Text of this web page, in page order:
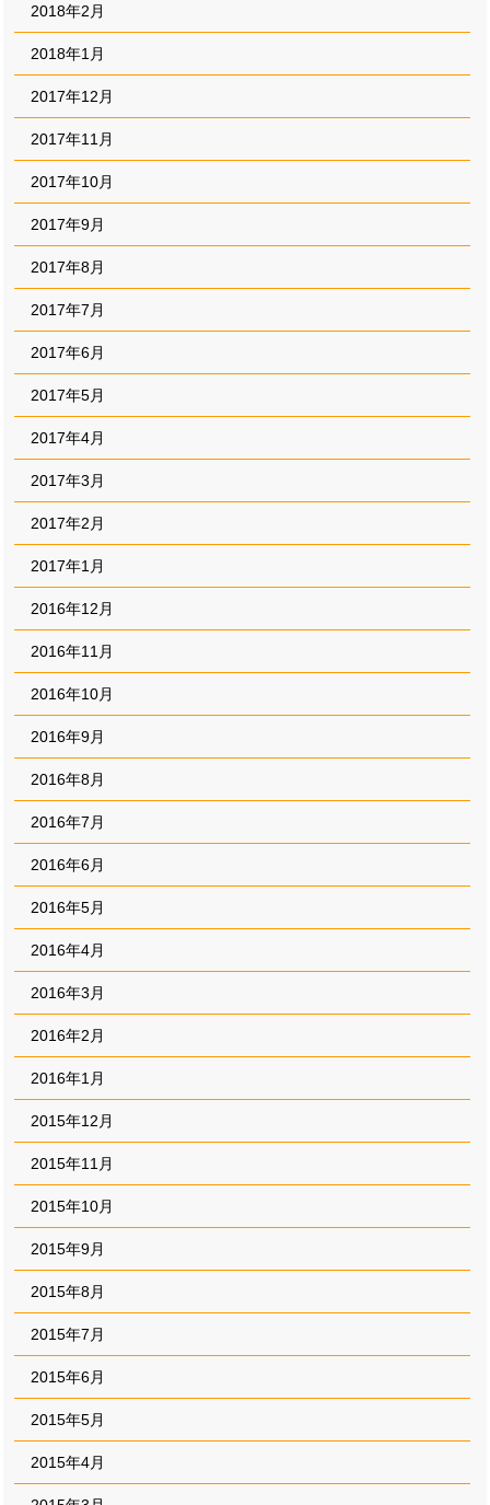
2018年2月
2018年1月
2017年12月
2017年11月
2017年10月
2017年9月
2017年8月
2017年7月
2017年6月
2017年5月
2017年4月
2017年3月
2017年2月
2017年1月
2016年12月
2016年11月
2016年10月
2016年9月
2016年8月
2016年7月
2016年6月
2016年5月
2016年4月
2016年3月
2016年2月
2016年1月
2015年12月
2015年11月
2015年10月
2015年9月
2015年8月
2015年7月
2015年6月
2015年5月
2015年4月